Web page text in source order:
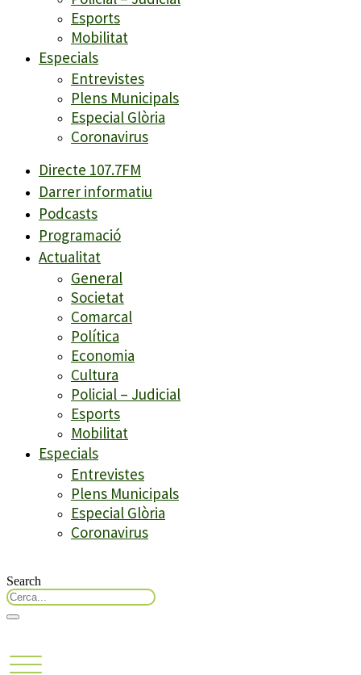
Esports
Mobilitat
Especials
Entrevistes
Plens Municipals
Especial Glòria
Coronavirus
Directe 107.7FM
Darrer informatiu
Podcasts
Programació
Actualitat
General
Societat
Comarcal
Política
Economia
Cultura
Policial – Judicial
Esports
Mobilitat
Especials
Entrevistes
Plens Municipals
Especial Glòria
Coronavirus
Search